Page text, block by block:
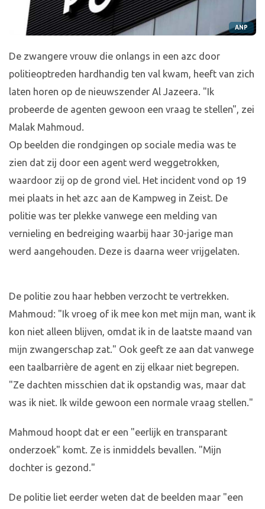
ANP
De zwangere vrouw die onlangs in een azc door
politieoptreden hardhandig ten val kwam, heeft van zich
laten horen op de nieuwszender Al Jazeera. "Ik
probeerde de agenten gewoon een vraag te stellen", zei
Malak Mahmoud.
Op beelden die rondgingen op sociale media was te
zien dat zij door een agent werd weggetrokken,
waardoor zij op de grond viel. Het incident vond op 19
mei plaats in het azc aan de Kampweg in Zeist. De
politie was ter plekke vanwege een melding van
vernieling en bedreiging waarbij haar 30-jarige man
werd aangehouden. Deze is daarna weer vrijgelaten.
De politie zou haar hebben verzocht te vertrekken.
Mahmoud: "Ik vroeg of ik mee kon met mijn man, want ik
kon niet alleen blijven, omdat ik in de laatste maand van
mijn zwangerschap zat." Ook geeft ze aan dat vanwege
een taalbarrière de agent en zij elkaar niet begrepen.
"Ze dachten misschien dat ik opstandig was, maar dat
was ik niet. Ik wilde gewoon een normale vraag stellen."
Mahmoud hoopt dat er een "eerlijk en transparant
onderzoek" komt. Ze is inmiddels bevallen. "Mijn
dochter is gezond."
De politie liet eerder weten dat de beelden maar "een